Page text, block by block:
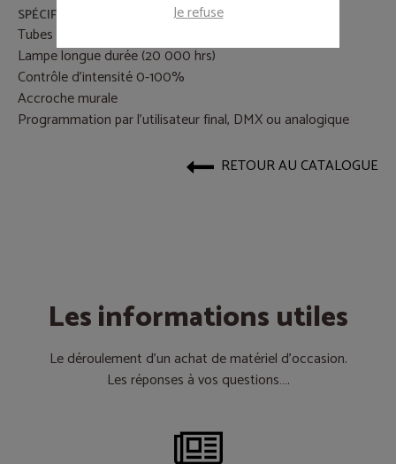
SPÉCIFICATIONS
Tubes fluorescents T5 28 W, 54 W
Lampe longue durée (20 000 hrs)
Contrôle d'intensité 0-100%
Accroche murale
Programmation par l'utilisateur final, DMX ou analogique
RETOUR AU CATALOGUE
Les informations utiles
Le déroulement d’un achat de matériel d’occasion.
Les réponses à vos questions….
Je refuse